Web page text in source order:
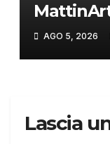
AGO 5, 2026
Lascia